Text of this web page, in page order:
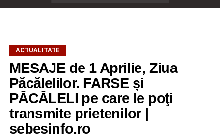
ACTUALITATE
MESAJE de 1 Aprilie, Ziua
Păcălelilor. FARSE și
PĂCĂLELI pe care le poţi
transmite prietenilor |
sebesinfo.ro